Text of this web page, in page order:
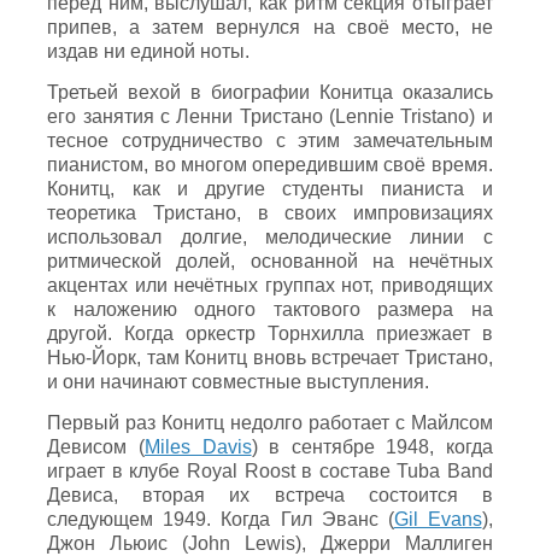
припев, а затем вернулся на своё место, не
издав ни единой ноты.
Третьей вехой в биографии Конитца оказались
его занятия с Ленни Тристано (Lennie Tristano) и
тесное сотрудничество с этим замечательным
пианистом, во многом опередившим своё время.
Конитц, как и другие студенты пианиста и
теоретика Тристано, в своих импровизациях
использовал долгие, мелодические линии с
ритмической долей, основанной на нечётных
акцентах или нечётных группах нот, приводящих
к наложению одного тактового размера на
другой. Когда оркестр Торнхилла приезжает в
Нью-Йорк, там Конитц вновь встречает Тристано,
и они начинают совместные выступления.
Первый раз Конитц недолго работает с Майлсом
Девисом (Miles Davis) в сентябре 1948, когда
играет в клубе Royal Roost в составе Tuba Band
Девиса, вторая их встреча состоится в
следующем 1949. Когда Гил Эванс (Gil Evans),
Джон Льюис (John Lewis), Джерри Маллиген